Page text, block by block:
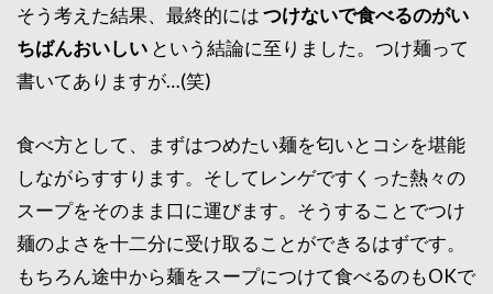
そう考えた結果、最終的にはつけないで食べるのがい
ちばんおいしい という結論に至りました。つけ麺って
書いてありますが…(笑)
食べ方として、まずはつめたい麺を匂いとコシを堪能
しながらすすります。そしてレンゲですくった熱々の
スープをそのまま口に運びます。そうすることでつけ
麺のよさを十二分に受け取ることができるはずです。
もちろん途中から麺をスープにつけて食べるのもOKで